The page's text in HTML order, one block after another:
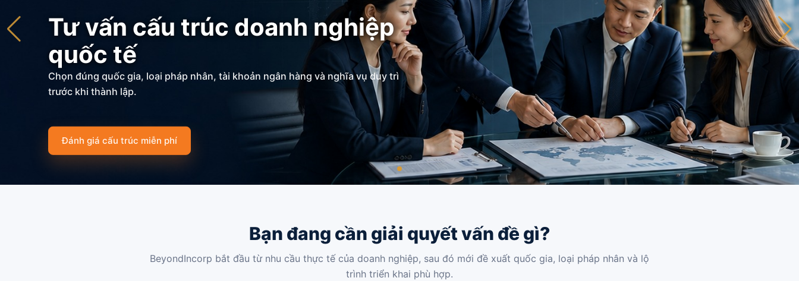
Malaysia
Samoa
Dubai - IFZA / Ajman
Delaware
St. Kitts & Nevis
Malta
Tư vấn cấu trúc doanh nghiệp
quốc tế
Chọn đúng quốc gia, loại pháp nhân, tài khoản ngân hàng và nghĩa vụ duy trì
trước khi thành lập.
Đánh giá cấu trúc miễn phí
Bạn đang cần giải quyết vấn đề gì?
BeyondIncorp bắt đầu từ nhu cầu thực tế của doanh nghiệp, sau đó mới đề xuất quốc gia, loại pháp nhân và lộ
trình triển khai phù hợp.